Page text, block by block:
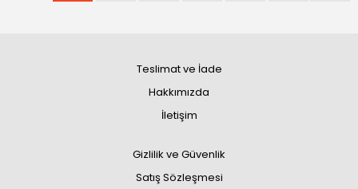
Teslimat ve İade
Hakkımızda
İletişim
Gizlilik ve Güvenlik
Satış Sözleşmesi